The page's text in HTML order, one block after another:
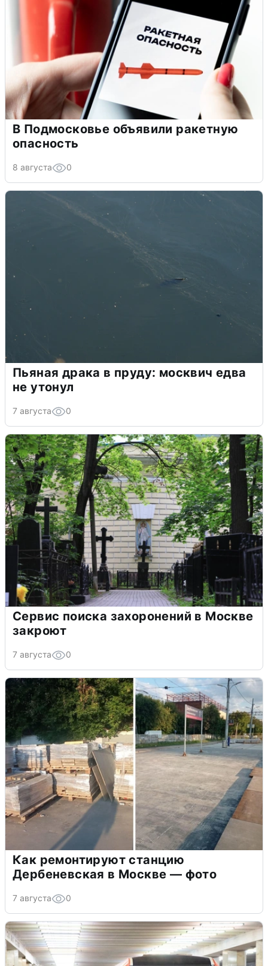
В Подмосковье объявили ракетную
опасность
8 августа 0
Пьяная драка в пруду: москвич едва
не утонул
7 августа 0
Сервис поиска захоронений в Москве
закроют
7 августа 0
Как ремонтируют станцию
Дербеневская в Москве — фото
7 августа 0